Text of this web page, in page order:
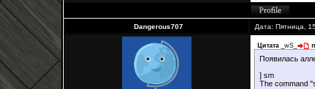
Dangerous707 Дата: Пятница,
Цитата _wS_
Появилась
] sm
The command